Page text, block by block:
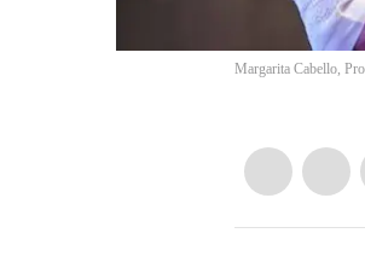
Margarita Cabello,